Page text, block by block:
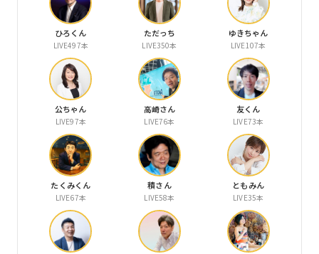
ひろくん
LIVE497本
ただっち
LIVE350本
ゆきちゃん
LIVE107本
公ちゃん
LIVE97本
高崎さん
LIVE76本
友くん
LIVE73本
たくみくん
LIVE67本
積さん
LIVE58本
ともみん
LIVE35本